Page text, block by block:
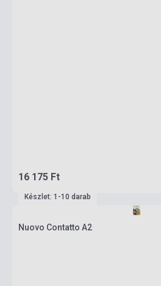
16 175 Ft
Készlet: 1-10 darab
Nuovo Contatto A2